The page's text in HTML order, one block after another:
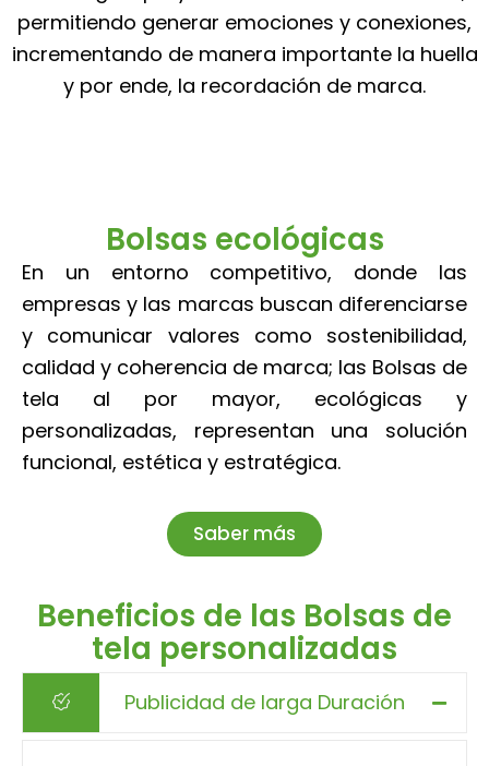
permitiendo generar emociones y conexiones,
incrementando de manera importante la huella
y por ende, la recordación de marca.
Bolsas ecológicas
En un entorno competitivo, donde las
empresas y las marcas buscan diferenciarse
y comunicar valores como sostenibilidad,
calidad y coherencia de marca; las Bolsas de
tela al por mayor, ecológicas y
personalizadas, representan una solución
funcional, estética y estratégica.
Saber más
Beneficios de las Bolsas de
tela personalizadas
Publicidad de larga Duración